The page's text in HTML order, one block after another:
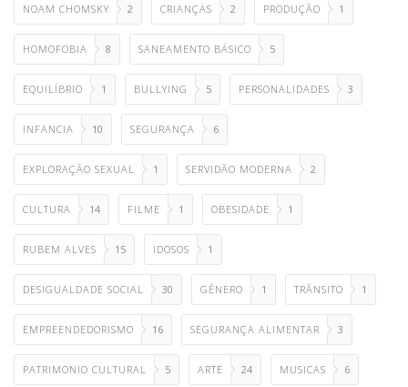
NOAM CHOMSKY 2 CRIANÇAS 2 PRODUÇÃO 1
HOMOFOBIA 8 SANEAMENTO BÁSICO 5
EQUILÍBRIO 1 BULLYING 5 PERSONALIDADES 3
INFANCIA 10 SEGURANÇA 6
EXPLORAÇÃO SEXUAL 1 SERVIDÃO MODERNA 2
CULTURA 14 FILME 1 OBESIDADE 1
RUBEM ALVES 15 IDOSOS 1
DESIGUALDADE SOCIAL 30 GÊNERO 1 TRÂNSITO 1
EMPREENDEDORISMO 16 SEGURANÇA ALIMENTAR 3
PATRIMONIO CULTURAL 5 ARTE 24 MUSICAS 6